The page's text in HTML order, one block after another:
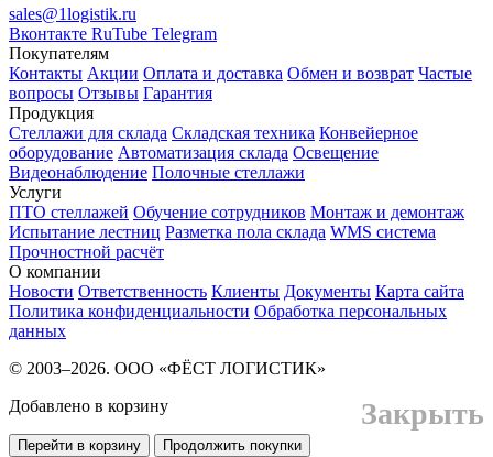
sales@1logistik.ru
Вконтакте RuTube Telegram
Покупателям
Контакты Акции Оплата и доставка Обмен и возврат Частые
вопросы Отзывы Гарантия
Продукция
Стеллажи для склада Складская техника Конвейерное
оборудование Автоматизация склада Освещение
Видеонаблюдение Полочные стеллажи
Услуги
ПТО стеллажей Обучение сотрудников Монтаж и демонтаж
Испытание лестниц Разметка пола склада WMS система
Прочностной расчёт
О компании
Новости Ответственность Клиенты Документы Карта сайта
Политика конфиденциальности Обработка персональных
данных
© 2003–2026. ООО «ФЁСТ ЛОГИСТИК»
Закрыть
Добавлено в корзину
Перейти в корзину Продолжить покупки